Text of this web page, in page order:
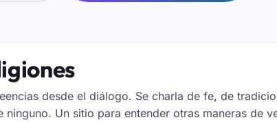
desde el diálogo. Se charla de fe, de
Un sitio para entender otras maneras de